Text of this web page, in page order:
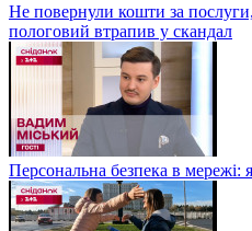
Не повернули кошти за
пологовий втрапив у скандал
Персональна безпека в мережі: